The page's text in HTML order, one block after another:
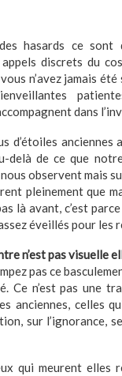
hasards ce sont
discrets du
n’avez jamais
dans
d’étoiles
delà de ce que
observent mais
pleinement que
là avant, c’est
éveillés pour les
n’est pas visuelle
pas ce
Ce n’est pas une
anciennes, celles
sur l’ignorance,
qui meurent elles